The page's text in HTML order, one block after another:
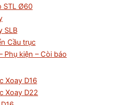
STL Ø60
SLB
Cầu trục
Phụ kiện – Còi báo
Xoay D16
Xoay D22